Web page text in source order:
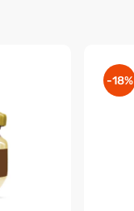
-18%